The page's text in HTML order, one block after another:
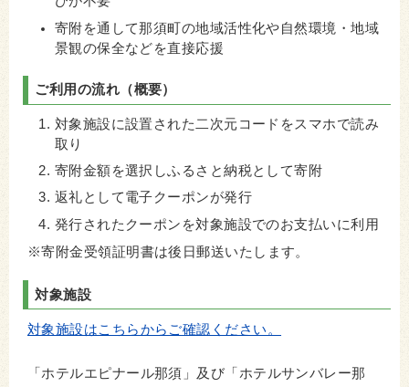
寄附を通して那須町の地域活性化や自然環境・地域
景観の保全などを直接応援
ご利用の流れ（概要）
対象施設に設置された二次元コードをスマホで読み
取り
寄附金額を選択しふるさと納税として寄附
返礼として電子クーポンが発行
発行されたクーポンを対象施設でのお支払いに利用
※寄附金受領証明書は後日郵送いたします。
対象施設
対象施設はこちらからご確認ください。
「ホテルエピナール那須」及び「ホテルサンバレー那